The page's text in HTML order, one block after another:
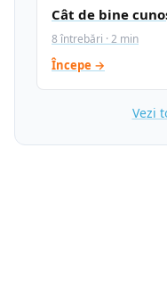
Cât de bine
8 întrebări · 2 min
Începe →
Vezi